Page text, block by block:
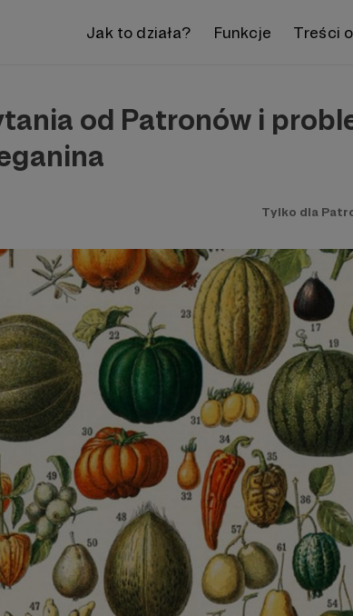
Jak to działa? Funkcje Treści
od Patronów i
Tylko dla